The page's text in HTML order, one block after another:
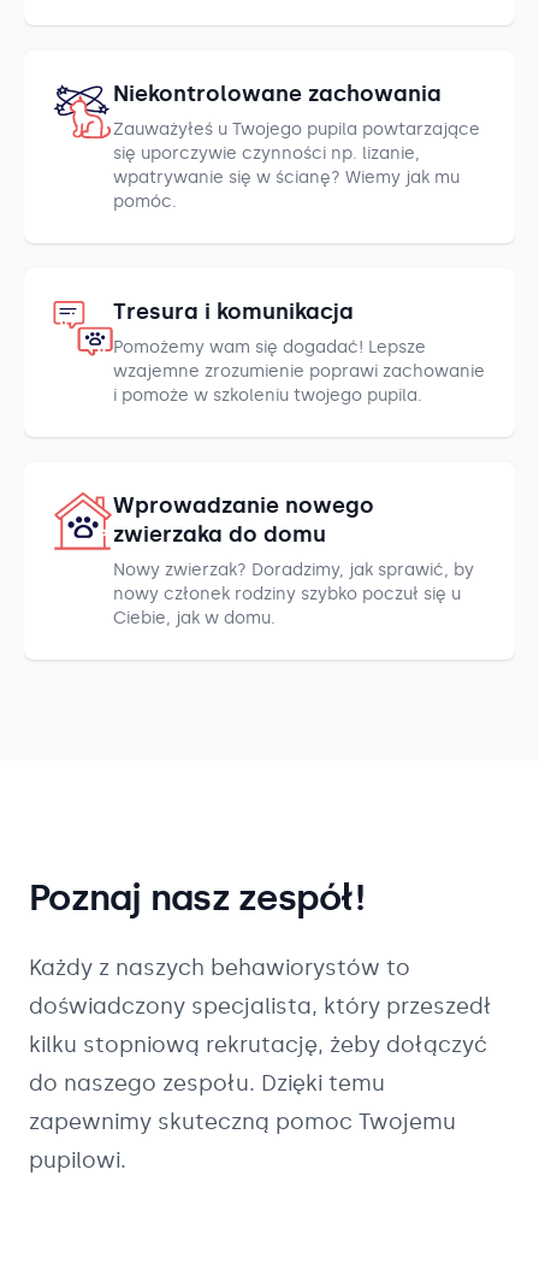
Niekontrolowane zachowania
Zauważyłeś u Twojego pupila powtarzające
się uporczywie czynności np. lizanie,
wpatrywanie się w ścianę? Wiemy jak mu
pomóc.
Tresura i komunikacja
Pomożemy wam się dogadać! Lepsze
wzajemne zrozumienie poprawi zachowanie
i pomoże w szkoleniu twojego pupila.
Wprowadzanie nowego
zwierzaka do domu
Nowy zwierzak? Doradzimy, jak sprawić, by
nowy członek rodziny szybko poczuł się u
Ciebie, jak w domu.
Poznaj nasz zespół!
Każdy z naszych behawiorystów to
doświadczony specjalista, który przeszedł
kilku stopniową rekrutację, żeby dołączyć
do naszego zespołu. Dzięki temu
zapewnimy skuteczną pomoc Twojemu
pupilowi.